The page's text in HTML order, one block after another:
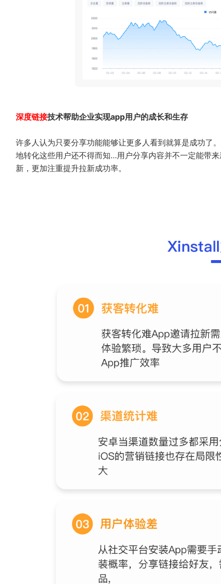
深度链接技术帮助企业实现app用户的成长和生存
许多人认为只要分享功能能够让更多人看到就算是成功了
地转化这些用户还不得而知…用户分享内容并不一定能带
新，更加注重提升拉新成功率。